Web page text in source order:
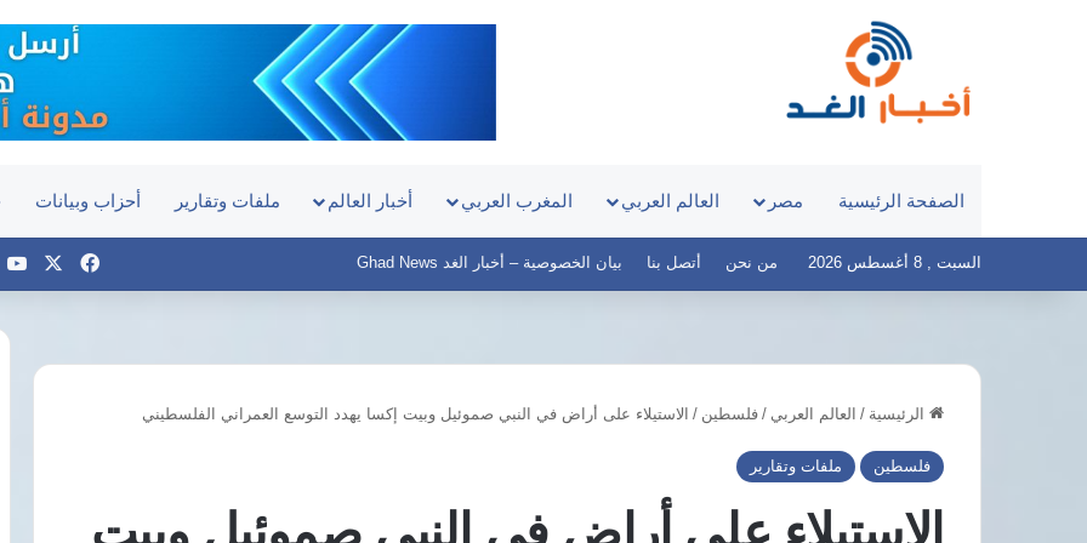
الصفحة الرئيسية مصر العالم العربي المغرب العربي أخبار العالم ملفات وتقارير أحزاب وبيانات
السبت , 8 أغسطس 2026 من نحن أتصل بنا بيان الخصوصية – أخبار الغد Ghad News فيسبوك
الرئيسية / العالم العربي / فلسطين / الاستيلاء على أراض في النبي صموئيل وبيت إكسا يهدد التوسع العمراني الفلسطيني
فلسطين ملفات وتقارير
ماسبيرو
نفط